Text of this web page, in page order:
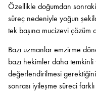
Özellikle doğumdan
süreç nedeniyle yoğun
tek başına mucizevi çözüm
Bazı uzmanlar emzirme
bazı hekimler daha
değerlendirilmesi
sonrası iyileşme süreci